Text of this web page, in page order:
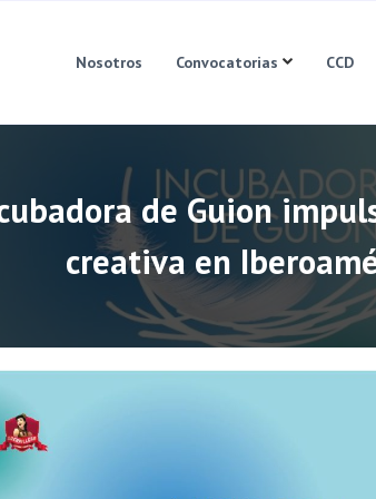
Nosotros Convocatorias CCD
de Guion
creativa en